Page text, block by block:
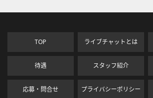
TOP ライブチャットとは
待遇 スタッフ紹介
応募・問合せ プライバシーポリシー